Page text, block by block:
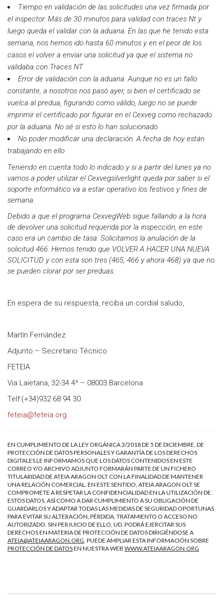
Tiempo en validación de las solicitudes una vez firmada por
el inspector. Más de 30 minutos para validad con traces Nt y
luego queda el validar con la aduana. En las que he tenido esta
semana, nos hemos ido hasta 60 minutos y en el peor de los
casos el volver a enviar una solicitud ya que el sistema no
validaba con Traces NT
Error de validación con la aduana. Aunque no es un fallo
constante, a nosotros nos pasó ayer, si bien el certificado se
vuelca al predua, figurando como válido, luego no se puede
imprimir el certificado por figurar en el Cexveg como rechazado
por la aduana. No sé si esto lo han solucionado.
No poder modificar una declaración. A fecha de hoy están
trabajando en ello
Teniendo en cuenta todo lo indicado y si a partir del lunes ya no
vamos a poder utilizar el Cexvegsilverlight queda por saber si el
soporte informático va a estar operativo los festivos y fines de
semana.
Debido a que el programa CexvegWeb sigue fallando a la hora
de devolver una solicitud requerida por la inspección, en este
caso era un cambio de tasa. Solicitamos la anulación de la
solicitud 466. Hemos tenido que VOLVER A HACER UNA NUEVA
SOLICITUD y con esta son tres (465, 466 y ahora 468) ya que no
se pueden clorar por ser preduas.
En espera de su respuesta, reciba un cordial saludo,
Martín Fernández
Adjunto – Secretario Técnico
FETEIA
Via Laietana, 32-34 4ª – 08003 Barcelona
Telf:(+34)932 68 94 30
feteia@feteia.org
EN CUMPLIMIENTO DE LA LEY ORGÁNICA 3/2018 DE 5 DE DICIEMBRE, DE
PROTECCIÓN DE DATOS PERSONALES Y GARANTÍA DE LOS DERECHOS
DIGITALES LE INFORMAMOS QUE LOS DATOS CONTENIDOS EN ESTE
CORREO Y/O ARCHIVO ADJUNTO FORMARÁN PARTE DE UN FICHERO
TITULARIDAD DE ATEIA ARAGON OLT CON LA FINALIDAD DE MANTENER
UNA RELACIÓN COMERCIAL. EN ESTE SENTIDO, ATEIA ARAGON OLT SE
COMPROMETE A RESPETAR LA CONFIDENCIALIDAD EN LA UTILIZACIÓN DE
ESTOS DATOS, ASÍ COMO A DAR CUMPLIMIENTO A SU OBLIGACIÓN DE
GUARDARLOS Y ADAPTAR TODAS LAS MEDIDAS DE SEGURIDAD OPORTUNAS
PARA EVITAR SU ALTERACIÓN, PÉRDIDA, TRATAMIENTO O ACCESO NO
AUTORIZADO. SIN PERJUICIO DE ELLO, UD. PODRÁ EJERCITAR SUS
DERECHOS EN MATERIA DE PROTECCIÓN DE DATOS DIRIGIÉNDOSE A
ATEIA@ATEIAARAGON.ORG. PUEDE AMPLIAR ESTA INFORMACIÓN SOBRE
PROTECCIÓN DE DATOSEN NUESTRA WEB WWW.ATEIAARAGON.ORG